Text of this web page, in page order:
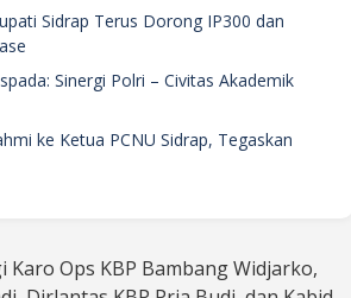
Sidrap Terus Dorong IP300 dan
Sinergi Polri – Civitas Akademik
ke Ketua PCNU Sidrap, Tegaskan
Ops KBP Bambang Widjarko,